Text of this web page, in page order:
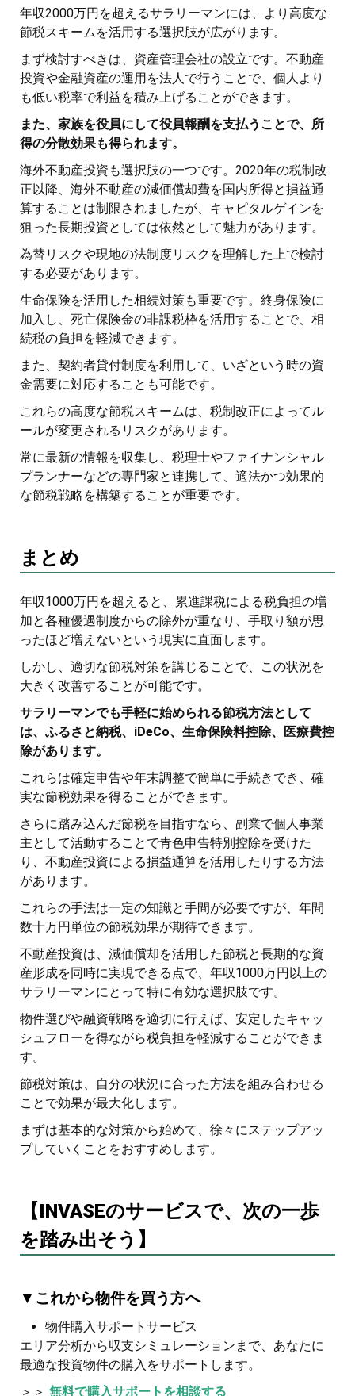
年収2000万円を超えるサラリーマンには、より高度な
節税スキームを活用する選択肢が広がります。
まず検討すべきは、資産管理会社の設立です。不動産
投資や金融資産の運用を法人で行うことで、個人より
も低い税率で利益を積み上げることができます。
また、家族を役員にして役員報酬を支払うことで、所
得の分散効果も得られます。
海外不動産投資も選択肢の一つです。2020年の税制改
正以降、海外不動産の減価償却費を国内所得と損益通
算することは制限されましたが、キャピタルゲインを
狙った長期投資としては依然として魅力があります。
為替リスクや現地の法制度リスクを理解した上で検討
する必要があります。
生命保険を活用した相続対策も重要です。終身保険に
加入し、死亡保険金の非課税枠を活用することで、相
続税の負担を軽減できます。
また、契約者貸付制度を利用して、いざという時の資
金需要に対応することも可能です。
これらの高度な節税スキームは、税制改正によってル
ールが変更されるリスクがあります。
常に最新の情報を収集し、税理士やファイナンシャル
プランナーなどの専門家と連携して、適法かつ効果的
な節税戦略を構築することが重要です。
まとめ
年収1000万円を超えると、累進課税による税負担の増
加と各種優遇制度からの除外が重なり、手取り額が思
ったほど増えないという現実に直面します。
しかし、適切な節税対策を講じることで、この状況を
大きく改善することが可能です。
サラリーマンでも手軽に始められる節税方法として
は、ふるさと納税、iDeCo、生命保険料控除、医療費控
除があります。
これらは確定申告や年末調整で簡単に手続きでき、確
実な節税効果を得ることができます。
さらに踏み込んだ節税を目指すなら、副業で個人事業
主として活動することで青色申告特別控除を受けた
り、不動産投資による損益通算を活用したりする方法
があります。
これらの手法は一定の知識と手間が必要ですが、年間
数十万円単位の節税効果が期待できます。
不動産投資は、減価償却を活用した節税と長期的な資
産形成を同時に実現できる点で、年収1000万円以上の
サラリーマンにとって特に有効な選択肢です。
物件選びや融資戦略を適切に行えば、安定したキャッ
シュフローを得ながら税負担を軽減することができま
す。
節税対策は、自分の状況に合った方法を組み合わせる
ことで効果が最大化します。
まずは基本的な対策から始めて、徐々にステップアッ
プしていくことをおすすめします。
【INVASEのサービスで、次の一歩
を踏み出そう】
▼これから物件を買う方へ
物件購入サポートサービス
エリア分析から収支シミュレーションまで、あなたに
最適な投資物件の購入をサポートします。
＞＞ 無料で購入サポートを相談する